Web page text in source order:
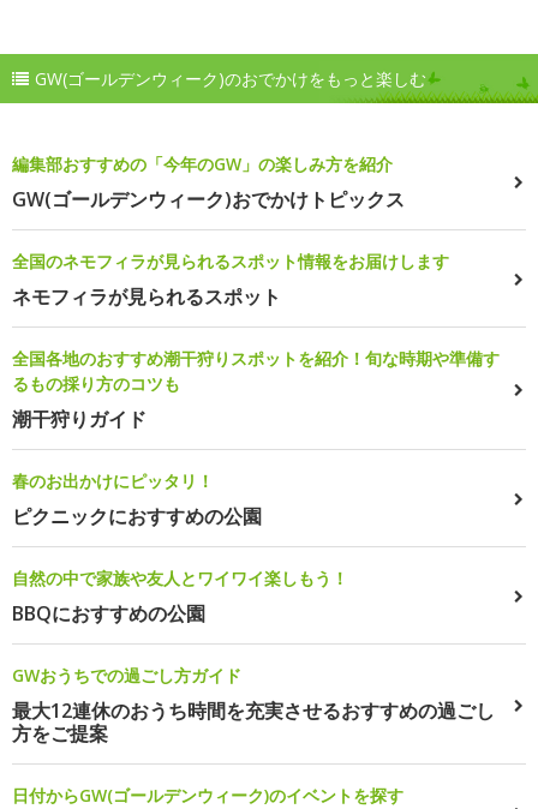
GW(ゴールデンウィーク)のおでかけをもっと楽しむ
編集部おすすめの「今年のGW」の楽しみ方を紹介
GW(ゴールデンウィーク)おでかけトピックス
全国のネモフィラが見られるスポット情報をお届けします
ネモフィラが見られるスポット
全国各地のおすすめ潮干狩りスポットを紹介！旬な時期や準備す
るもの採り方のコツも
潮干狩りガイド
春のお出かけにピッタリ！
ピクニックにおすすめの公園
自然の中で家族や友人とワイワイ楽しもう！
BBQにおすすめの公園
GWおうちでの過ごし方ガイド
最大12連休のおうち時間を充実させるおすすめの過ごし
方をご提案
日付からGW(ゴールデンウィーク)のイベントを探す